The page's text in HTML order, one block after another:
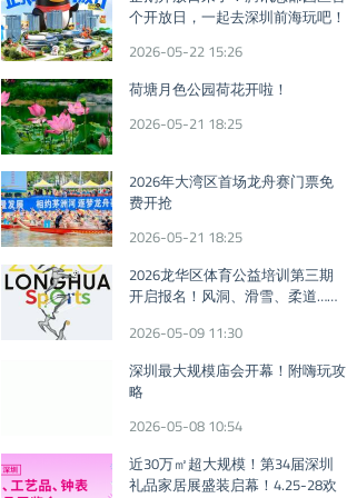
个开放日，一起去深圳前海玩吧！
2026-05-22 15:26
荷塘月色公园荷花开啦！
2026-05-21 18:25
2026年大湾区首场龙舟赛门票免
费开抢
2026-05-21 18:25
2026龙华区体育公益培训第三期
开启报名！风洞、滑雪、柔道……
2026-05-09 11:30
深圳最大规模庙会开幕！附嗨玩攻
略
2026-05-08 10:54
近30万㎡超大规模！第34届深圳
礼品家居展盛装启幕！4.25-28欢